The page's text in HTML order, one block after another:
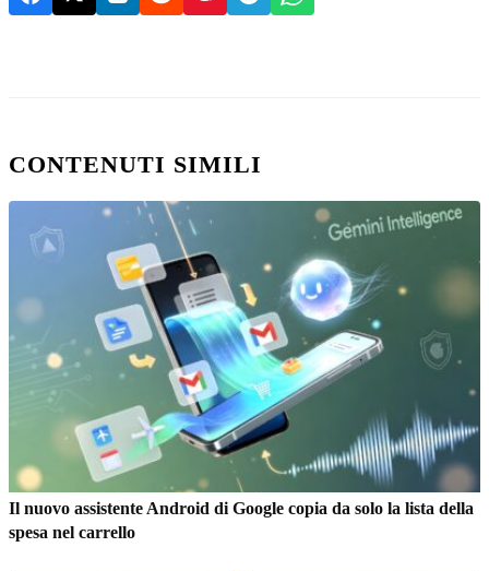
CONTENUTI SIMILI
Il nuovo assistente Android di Google copia da solo la lista della
spesa nel carrello